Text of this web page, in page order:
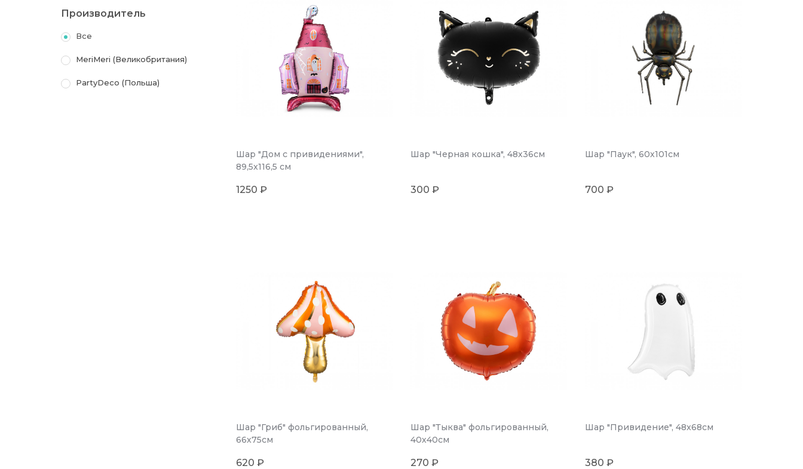
Производитель
Все
MeriMeri (Великобритания)
PartyDeco (Польша)
Шар "Дом с привидениями",
89,5x116,5 см
1250 ₽
Шар "Черная кошка", 48x36см
300 ₽
Шар "Паук", 60x101см
700 ₽
Шар "Гриб" фольгированный,
66х75см
620 ₽
Шар "Тыква" фольгированный,
40х40см
270 ₽
Шар "Привидение", 48x68см
380 ₽